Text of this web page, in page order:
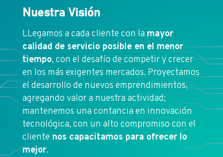
Nuestra Visión
LLegamos a cada cliente con la mayor
calidad de servicio posible en el menor
tiempo, con el desafío de competir y crecer
en los más exigentes mercados. Proyectamos
el desarrollo de nuevos emprendimientos,
agregando valor a nuestra actividad;
mantenemos una contancia en innovación
tecnológica, con un alto compromiso con el
cliente nos capacitamos para ofrecer lo
mejor.